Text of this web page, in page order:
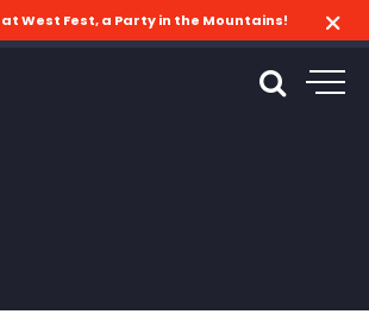
at West Fest, a Party in the Mountains!